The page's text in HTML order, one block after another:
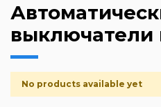
No products available yet